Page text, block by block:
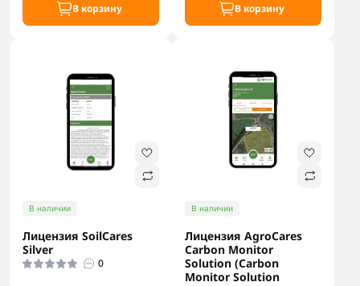
В корзину В корзину
В наличии
Лицензия SoilCares
Silver
0
В наличии
Лицензия AgroCares
Carbon Monitor
Solution (Carbon
Monitor Solution